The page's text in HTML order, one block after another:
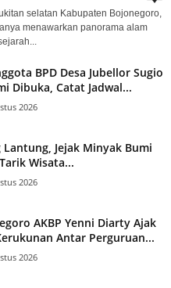
selatan Kabupaten Bojonegoro,
menawarkan panorama alam
BPD Desa Jubellor Sugio
Dibuka, Catat Jadwal...
2026
Lantung, Jejak Minyak Bumi
Wisata...
2026
AKBP Yenni Diarty Ajak
Antar Perguruan...
2026